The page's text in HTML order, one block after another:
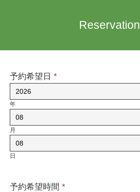
Reservation
予約希望日 *
年
月
日
予約希望時間 *